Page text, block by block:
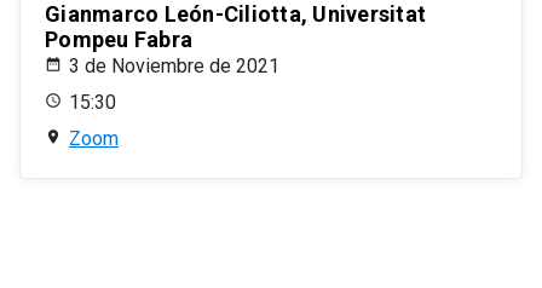
Gianmarco León-Ciliotta, Universitat
Pompeu Fabra
3 de Noviembre de 2021
15:30
Zoom